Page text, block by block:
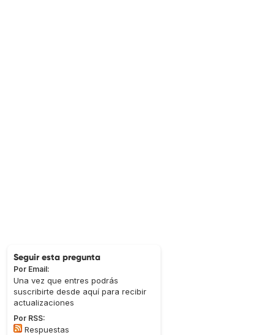
Seguir esta pregunta
Por Email:
Una vez que entres podrás
suscribirte desde aquí para recibir
actualizaciones
Por RSS:
Respuestas